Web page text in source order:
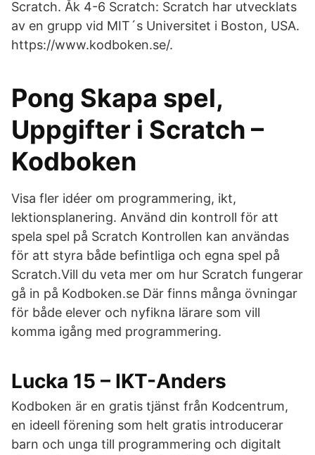
Scratch. Åk 4-6 Scratch: Scratch har utvecklats
av en grupp vid MIT´s Universitet i Boston, USA.
https://www.kodboken.se/.
Pong Skapa spel,
Uppgifter i Scratch –
Kodboken
Visa fler idéer om programmering, ikt,
lektionsplanering. Använd din kontroll för att
spela spel på Scratch Kontrollen kan användas
för att styra både befintliga och egna spel på
Scratch.Vill du veta mer om hur Scratch fungerar
gå in på Kodboken.se Där finns många övningar
för både elever och nyfikna lärare som vill
komma igång med programmering.
Lucka 15 – IKT-Anders
Kodboken är en gratis tjänst från Kodcentrum,
en ideell förening som helt gratis introducerar
barn och unga till programmering och digitalt